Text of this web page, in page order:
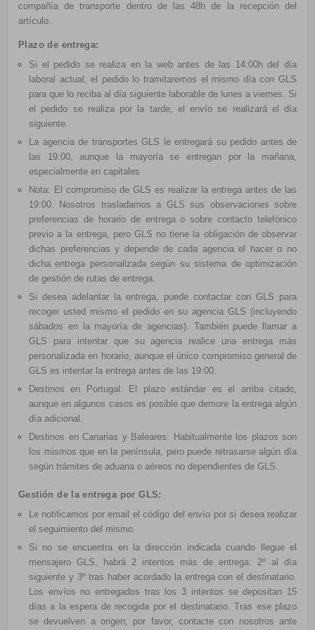
compañía de transporte dentro de las 48h de la recepción del
artículo.
Plazo de entrega:
Si el pedido se realiza en la web antes de las 14:00h del día
laboral actual, el pedido lo tramitaremos el mismo día con GLS
para que lo reciba al día siguiente laborable de lunes a viernes. Si
el pedido se realiza por la tarde, el envío se realizará el día
siguiente.
La agencia de transportes GLS le entregará su pedido antes de
las 19:00, aunque la mayoría se entregan por la mañana,
especialmente en capitales
Nota: El compromiso de GLS es realizar la entrega antes de las
19:00. Nosotros trasladamos a GLS sus observaciones sobre
preferencias de horario de entrega o sobre contacto telefónico
previo a la entrega, pero GLS no tiene la obligación de observar
dichas preferencias y depende de cada agencia el hacer o no
dicha entrega personalizada según su sistema de optimización
de gestión de rutas de entrega.
Si desea adelantar la entrega, puede contactar con GLS para
recoger usted mismo el pedido en su agencia GLS (incluyendo
sábados en la mayoría de agencias). También puede llamar a
GLS para intentar que su agencia realice una entrega más
personalizada en horario, aunque el único compromiso general de
GLS es intentar la entrega antes de las 19:00.
Destinos en Portugal: El plazo estándar es el arriba citado,
aunque en algunos casos es posible que demore la entrega algún
día adicional.
Destinos en Canarias y Baleares: Habitualmente los plazos son
los mismos que en la península, pero puede retrasarse algún día
según trámites de aduana o aéreos no dependientes de GLS.
Gestión de la entrega por GLS:
Le notificamos por email elcódigo del envío por si desea realizar
el seguimiento del mismo.
Si no se encuentra en la dirección indicada cuando llegue el
mensajero GLS, habrá 2 intentos más de entrega: 2º al día
siguiente y 3º tras haber acordado la entrega con el destinatario.
Los envíos no entregados tras los 3 intentos se depositan 15
días a la espera de recogida por el destinatario. Tras ese plazo
se devuelven a origen; por favor, contacte con nosotros ante